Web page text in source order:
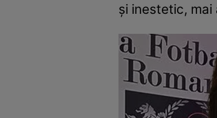
și inestetic,